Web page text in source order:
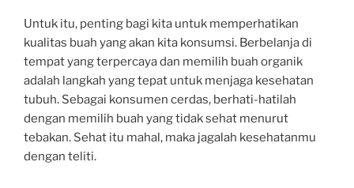
Untuk itu, penting bagi kita untuk memperhatikan
kualitas buah yang akan kita konsumsi. Berbelanja di
tempat yang terpercaya dan memilih buah organik
adalah langkah yang tepat untuk menjaga kesehatan
tubuh. Sebagai konsumen cerdas, berhati-hatilah
dengan memilih buah yang tidak sehat menurut
tebakan. Sehat itu mahal, maka jagalah kesehatanmu
dengan teliti.